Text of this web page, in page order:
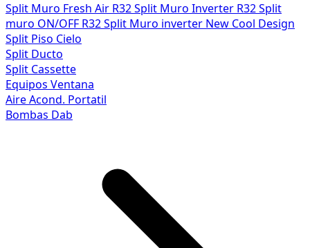
Split Muro Fresh Air R32Split Muro Inverter R32Split
muro ON/OFF R32Split Muro inverter New Cool Design
Split Piso Cielo
Split Ducto
Split Cassette
Equipos Ventana
Aire Acond. Portatil
Bombas Dab